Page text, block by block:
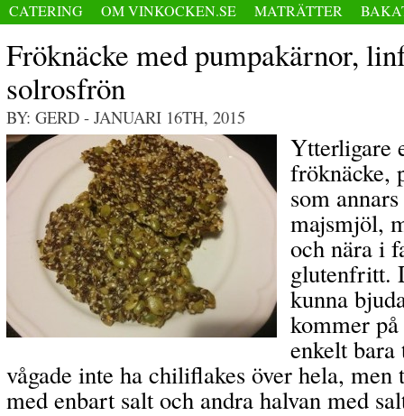
CATERING OM VINKOCKEN.SE MATRÄTTER
Fröknäcke med pumpakärnor,
solrosfrön
BY: GERD - JANUARI 16TH, 2015
Ytterligare
fröknäcke,
som
majsmjöl,
och nära i
glutenfritt.
kunna
kommer
enkelt
vågade inte ha chiliflakes över hela, men
med enbart salt och andra halvan med